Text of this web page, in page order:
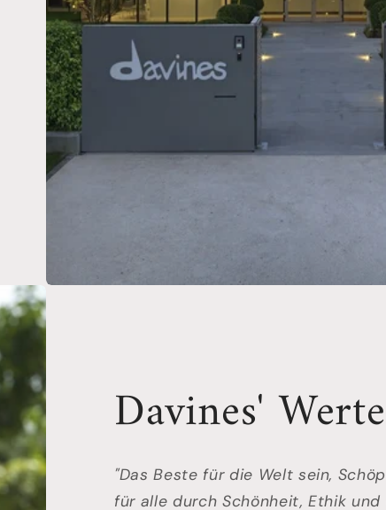
Davines' Werte
"Das Beste für die Welt sein,
für alle durch Schönheit, Ethik